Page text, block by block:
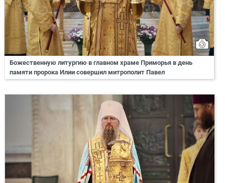
Божественную литургию в главном храме Приморья в день
памяти пророка Илии совершил митрополит Павел